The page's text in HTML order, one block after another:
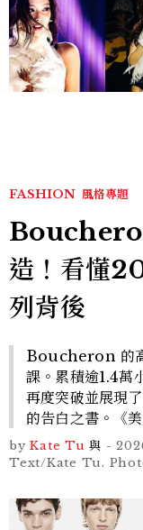
FASHION 風格專題
造！看懂
列背後
Boucheron 的高
課。累積逾1.4萬
再度突破並展現
的告白之書。《
by Kate Tu 與 -
Text/Kate Tu.